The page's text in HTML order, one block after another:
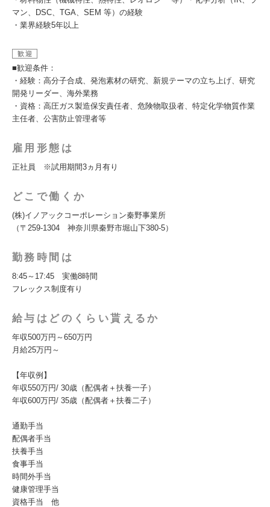
マン、DSC、TGA、SEM 等）の経験
・業界経験5年以上
歓迎
■歓迎条件：
・経験：高分子合成、発泡素材の研究、新規テーマの立ち上げ、研究
開発リーダー、海外業務
・資格：高圧ガス製造保安責任者、危険物取扱者、特定化学物質作業
主任者、公害防止管理者等
雇用形態は
正社員 ※試用期間3ヵ月有り
どこで働くか
(株)イノアックコーポレーション秦野事業所
（〒259-1304 神奈川県秦野市堀山下380-5）
勤務時間は
8:45～17:45 実働8時間
フレックス制度有り
給与はどのくらい貰えるか
年収500万円～650万円
月給25万円～
【年収例】
年収550万円/ 30歳（配偶者＋扶養一子）
年収600万円/ 35歳（配偶者＋扶養二子）
通勤手当
配偶者手当
扶養手当
食事手当
時間外手当
健康管理手当
資格手当 他